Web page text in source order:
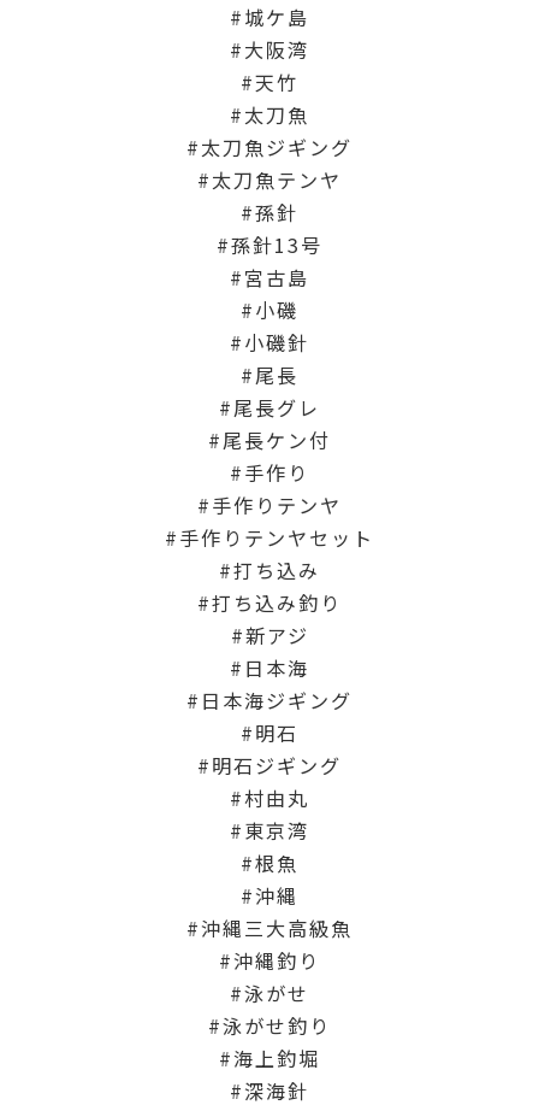
城ケ島
大阪湾
天竹
太刀魚
太刀魚ジギング
太刀魚テンヤ
孫針
孫針13号
宮古島
小磯
小磯針
尾長
尾長グレ
尾長ケン付
手作り
手作りテンヤ
手作りテンヤセット
打ち込み
打ち込み釣り
新アジ
日本海
日本海ジギング
明石
明石ジギング
村由丸
東京湾
根魚
沖縄
沖縄三大高級魚
沖縄釣り
泳がせ
泳がせ釣り
海上釣堀
深海針